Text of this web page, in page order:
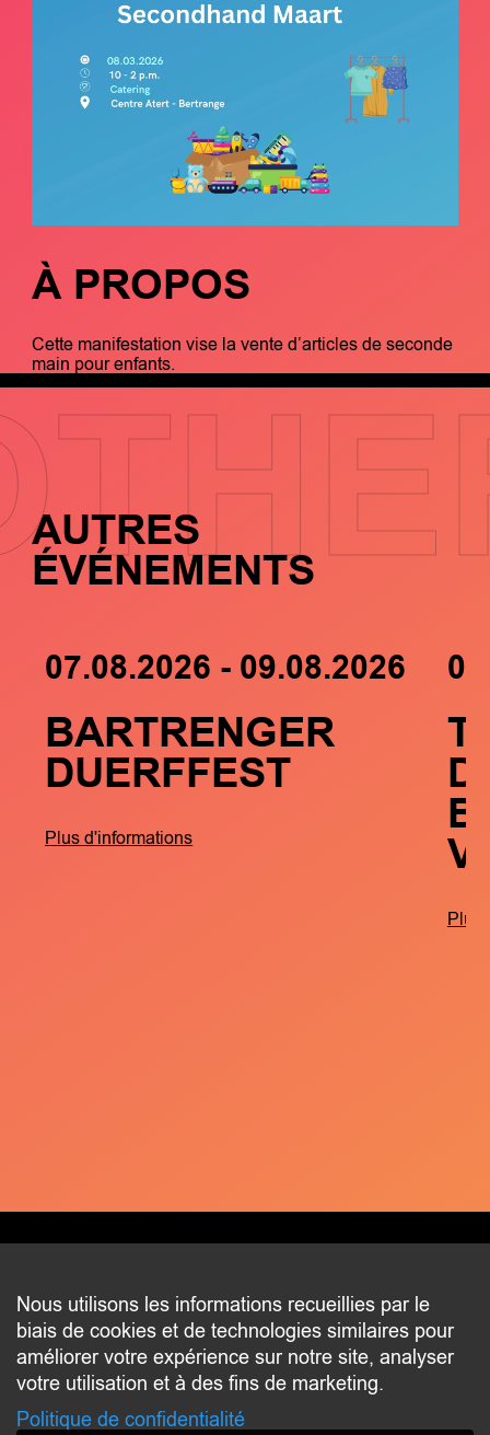
À PROPOS
Cette manifestation vise la vente d’articles de seconde
main pour enfants.
AUTRES
ÉVÉNEMENTS
07.08.2026 - 09.08.2026
BARTRENGER
DUERFFEST
Plus d'informations
Plus
CONTACT
2 beim Schlass
L-8058 Bertrange
communication@bertrange.lu
Nous utilisons les informations recueillies par le
biais de cookies et de technologies similaires pour
améliorer votre expérience sur notre site, analyser
votre utilisation et à des fins de marketing.
Politique de confidentialité